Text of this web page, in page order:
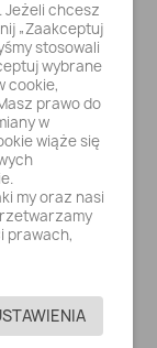
Jeżeli chcesz
„Zaakceptuj
stosowali
wybrane
cookie,
prawo do
w
wiąże się
my oraz nasi
prawach,